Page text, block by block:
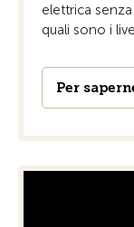
elettrica
quali sono i
Per